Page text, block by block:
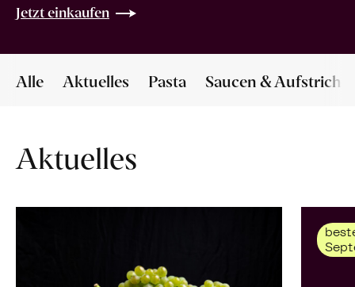
Jetzt einkaufen
Alle Aktuelles Pasta Saucen & Aufstriche
Aktuelles